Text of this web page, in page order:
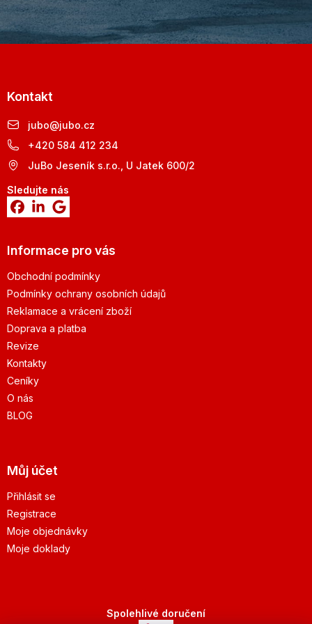
Kontakt
jubo@jubo.cz
+420 584 412 234
JuBo Jeseník s.r.o., U Jatek 600/2
Sledujte nás
Informace pro vás
Obchodní podmínky
Podmínky ochrany osobních údajů
Reklamace a vrácení zboží
Doprava a platba
Revize
Kontakty
Ceníky
O nás
BLOG
Můj účet
Přihlásit se
Registrace
Moje objednávky
Moje doklady
Spolehlivé doručení